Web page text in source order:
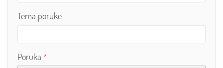
Tema poruke
Poruka *